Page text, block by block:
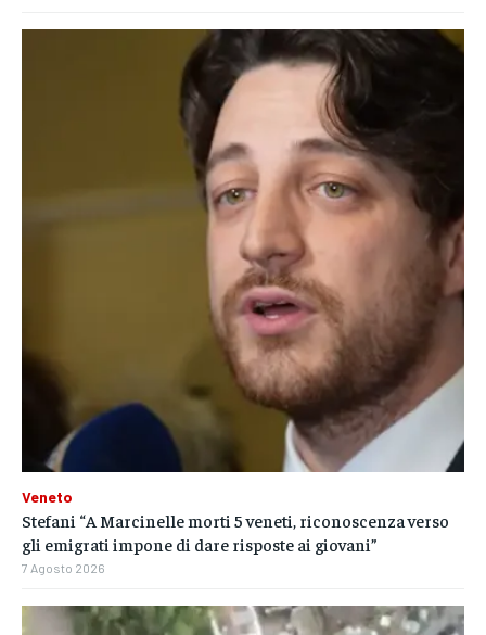
Veneto
Stefani “A Marcinelle morti 5 veneti, riconoscenza verso
gli emigrati impone di dare risposte ai giovani”
7 Agosto 2026